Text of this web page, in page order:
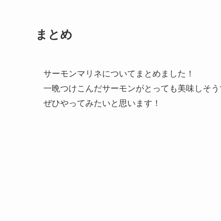
まとめ
サーモンマリネについてまとめました！
一晩つけこんだサーモンがとっても美味しそ
ぜひやってみたいと思います！